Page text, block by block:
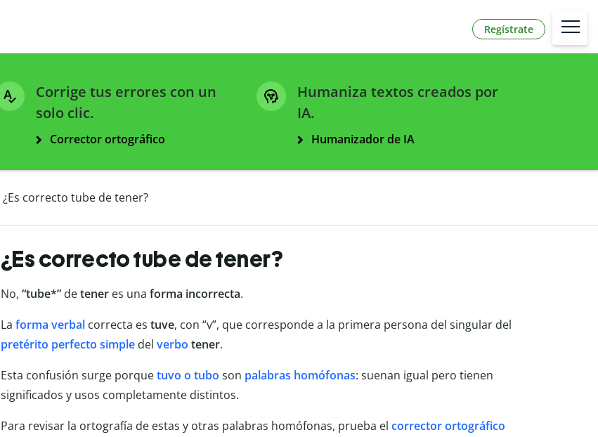
Regístrate
Corrige tus errores con un
solo clic.
Corrector ortográfico
Humaniza textos creados por
IA.
Humanizador de IA
¿Es correcto tube de tener?
¿Es correcto tube de tener?
No, “tube*”deteneres una forma incorrecta.
La forma verbalcorrecta es tuve, con “v”, que corresponde a la primera persona del singular del
pretérito perfecto simpledel verbo tener.
Esta confusión surge porquetuvo o tubo son palabras homófonas: suenan igual pero tienen
significados y usos completamente distintos.
Para revisar la ortografía de estas y otras palabras homófonas, prueba el corrector ortográfico